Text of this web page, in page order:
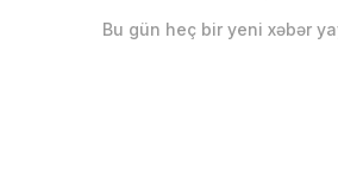
Bu gün heç bir yeni xəbər